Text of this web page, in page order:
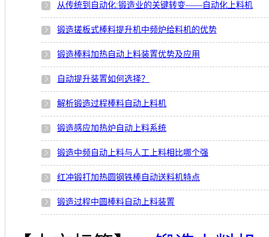
从传统到自动化:锻造业的关键转变——自动化上料机
锻造搓板式棒料提升机中频炉给料机的优势
锻造棒料加热自动上料装置优势及应用
自动提升装置如何选择？
解析锻造过程棒料自动上料机
锻造感应加热炉自动上料系统
锻造中频自动上料与人工上料相比哪个强
红冲锻打加热圆钢铁棒自动送料机特点
锻造过程中圆棒料自动上料装置